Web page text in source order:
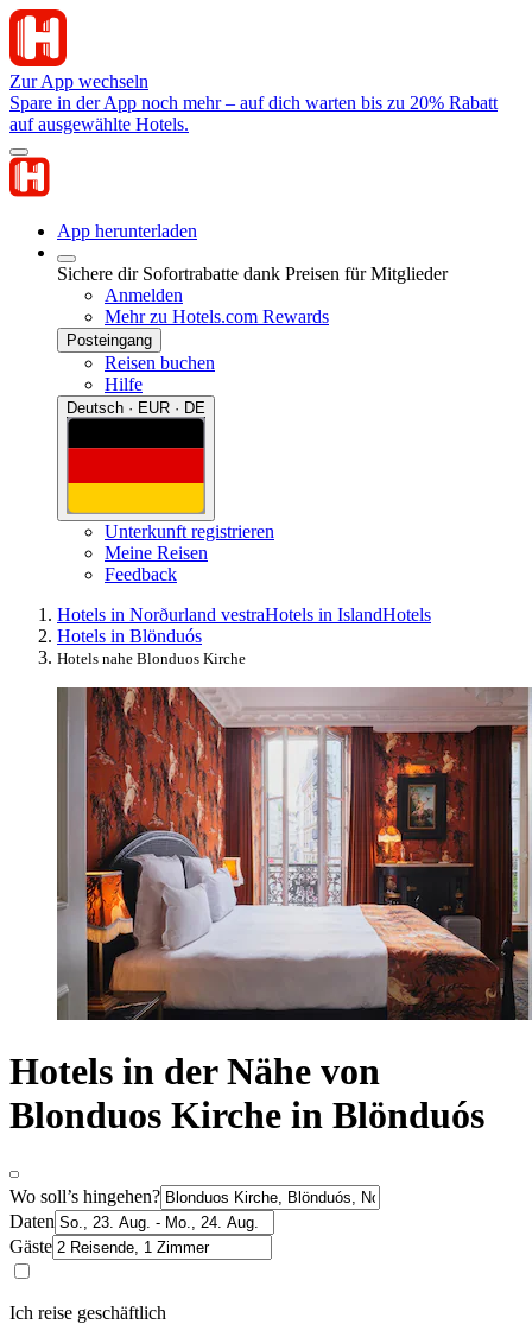
Zur App wechseln
Spare in der App noch mehr – auf dich warten bis zu 20% Rabatt
auf ausgewählte Hotels.
App herunterladen
Sichere dir Sofortrabatte dank Preisen für Mitglieder
Anmelden
Mehr zu Hotels.com Rewards
Posteingang
Reisen buchen
Hilfe
Deutsch · EUR · DE
Unterkunft registrieren
Meine Reisen
Feedback
Hotels in Norðurland vestraHotels in IslandHotels
Hotels in Blönduós
Hotels nahe Blonduos Kirche
Hotels in der Nähe von
Blonduos Kirche in Blönduós
Wo soll’s hingehen?
Daten
Gäste
Ich reise geschäftlich